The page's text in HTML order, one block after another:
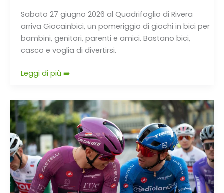
Sabato 27 giugno 2026 al Quadrifoglio di Rivera
arriva Giocainbici, un pomeriggio di giochi in bici per
bambini, genitori, parenti e amici. Bastano bici,
casco e voglia di divertirsi.
Leggi di più ➡️
Axion
Lugano
Summer
Ride
2026,
risultati
disponibili